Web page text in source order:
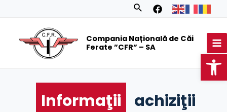
Search
Compania Națională de Căi
Ferate ”CFR” – SA
Informaţii
achiziţii